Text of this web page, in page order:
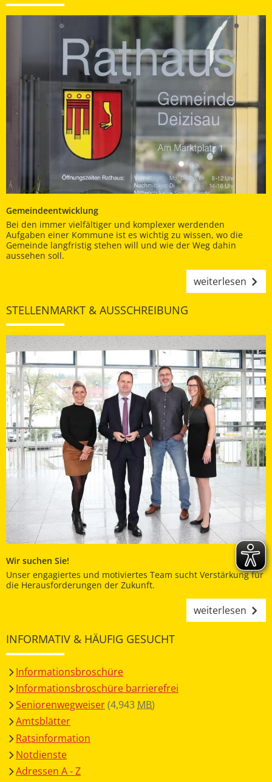
Gemeindeentwicklung
Bei den immer vielfältiger und komplexer werdenden
Aufgaben einer Kommune ist es wichtig zu wissen, wo die
Gemeinde langfristig stehen will und wie der Weg dahin
aussehen soll.
weiterlesen
STELLENMARKT & AUSSCHREIBUNG
Wir suchen Sie!
Unser engagiertes und motiviertes Team sucht Verstärkung für
die Herausforderungen der Zukunft.
weiterlesen
INFORMATIV & HÄUFIG GESUCHT
Informationsbroschüre
Informationsbroschüre barrierefrei
Seniorenwegweiser(4,943 MB)
Amtsblätter
Ratsinformation
Notdienste
Adressen A - Z